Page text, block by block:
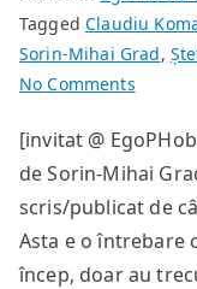
TaggedClaudiu
Sorin-Mihai Grad,
No Commentson
cu
Claudiu
[invitat @
de Sorin-Mihai
scris/publicat de
Asta e o întrebare
încep, doar au